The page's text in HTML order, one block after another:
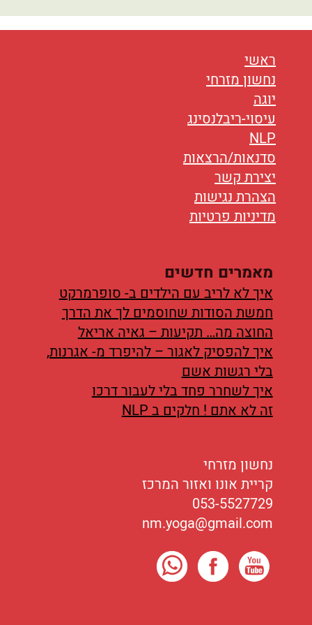
אורח חיים
בריאות
טיפולים
עיסוי
ראשי
נחשון מזרחי
יוגה
עיסוי-ריבלנסינג
NLP
סדנאות/הרצאות
יצירת קשר
הצהרת נגישות
מדיניות פרטיות
מאמרים חדשים
איך לא לריב עם הילדים ב- סופרמרקט
חמשת הסודות שחוסמים לך את הדרך
החוצה מה… תקיעות – גאיה אריאל
איך להפסיק לאגור – להיפרד מ- אגרנות,
בלי רגשות אשם
איך לשחרר פחד בלי לעבור דרכו
זה לא אתם ! חלקים ב NLP
נחשון מזרחי
קריית אונו ואזור המרכז
053-5527729
nm.yoga@gmail.com